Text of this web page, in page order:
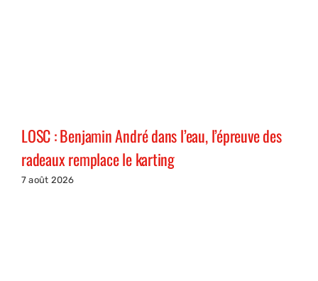
LOSC : Benjamin André dans l’eau, l’épreuve des
radeaux remplace le karting
7 août 2026